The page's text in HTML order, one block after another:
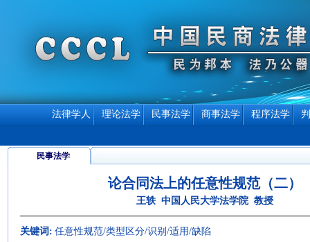
法律学人 理论法学 民事法学 商事法学 程序法学
民事法学
论合同法上的任意性规范（二）
王轶 中国人民大学法学院 教授
关键词: 任意性规范/类型区分/识别/适用/缺陷